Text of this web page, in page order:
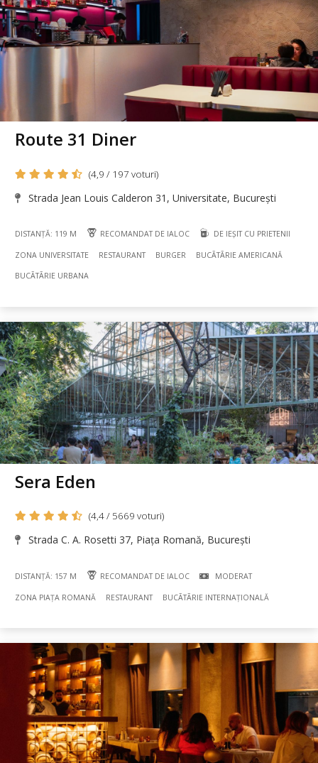
Route 31 Diner
(4,9 / 197 voturi)
Strada Jean Louis Calderon 31, Universitate, București
DISTANȚĂ: 119 M RECOMANDAT DE IALOC DE IEȘIT CU PRIETENII
ZONA UNIVERSITATE RESTAURANT BURGER BUCÃTÃRIE AMERICANĂ
BUCÃTÃRIE URBANA
Sera Eden
(4,4 / 5669 voturi)
Strada C. A. Rosetti 37, Piața Romană, București
DISTANȚĂ: 157 M RECOMANDAT DE IALOC MODERAT
ZONA PIAȚA ROMANĂ RESTAURANT BUCÃTÃRIE INTERNAȚIONALĂ